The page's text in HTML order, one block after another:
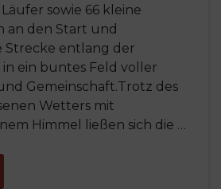
sowie 66 kleine
an den Start und
Strecke entlang der
in ein buntes Feld voller
Gemeinschaft.Trotz des
Wetters mit
Himmel ließen sich die …